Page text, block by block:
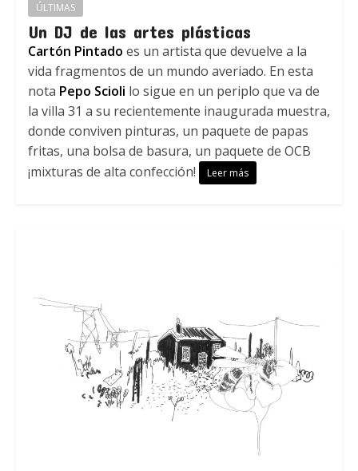
ÚLTIMAS
Un DJ de las artes plásticas
Cartón Pintado es un artista que devuelve a la
vida fragmentos de un mundo averiado. En esta
nota Pepo Scioli lo sigue en un periplo que va de
la villa 31 a su recientemente inaugurada muestra,
donde conviven pinturas, un paquete de papas
fritas, una bolsa de basura, un paquete de OCB
¡mixturas de alta confección!
Leer más